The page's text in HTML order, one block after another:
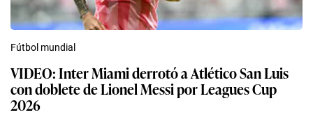
Fútbol mundial
VIDEO: Inter Miami derrotó a Atlético San Luis
con doblete de Lionel Messi por Leagues Cup
2026